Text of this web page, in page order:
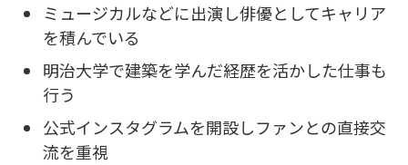
ミュージカルなどに出演し俳優としてキャリア
を積んでいる
明治大学で建築を学んだ経歴を活かした仕事も
行う
公式インスタグラムを開設しファンとの直接交
流を重視